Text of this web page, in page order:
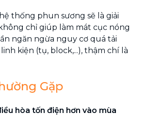
thống phun sương sẽ là giải
chỉ giúp làm mát cục nóng
ngăn ngừa nguy cơ quá tải
kiện (tụ, block,...), thậm chí là
Gặp
hòa tốn điện hơn vào mùa